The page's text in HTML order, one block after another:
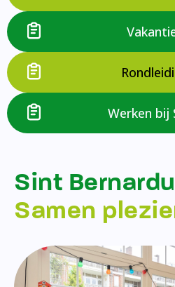
Werken bij
Sint
Samen